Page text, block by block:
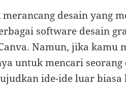
desain yang
software desain
Namun, jika kamu
untuk mencari
ide-ide luar biasa